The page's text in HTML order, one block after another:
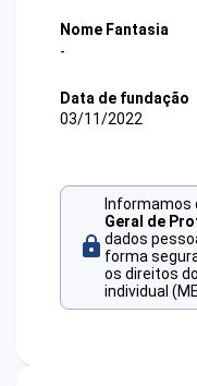
Nome Fantasia
-
Data de fundação
03/11/2022
Informamos
Geral de
dados
forma
os direitos
individual